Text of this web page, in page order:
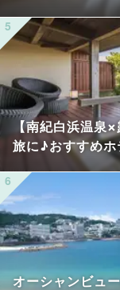
【南紀白浜温泉
旅に♪おすすめ
オーシャンビュ